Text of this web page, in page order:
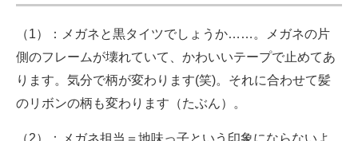
（1）：メガネと黒タイツでしょうか……。メガネの片
側のフレームが壊れていて、かわいいテープで止めてあ
ります。気分で柄が変わります(笑)。それに合わせて髪
のリボンの柄も変わります（たぶん）。